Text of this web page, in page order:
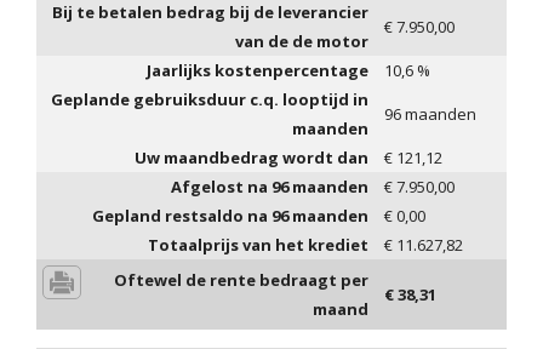
Bij te betalen bedrag bij de leverancier
van de de motor
€7.950,00
Jaarlijks kostenpercentage
10,6 %
Geplande gebruiksduur c.q. looptijd in
maanden
96maanden
Uw maandbedrag wordt dan
€ 121,12
Afgelost na 96maanden €7.950,00
Gepland restsaldo na 96maanden €0,00
Totaalprijs van het krediet
€ 11.627,82
Oftewel de rente bedraagt per
maand
€38,31